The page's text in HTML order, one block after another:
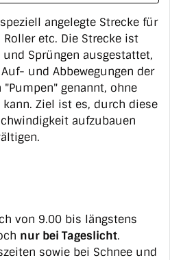
angelegte Strecke für
Roller etc. Die Strecke ist
Sprüngen ausgestattet,
und Abbewegungen der
"Pumpen" genannt, ohne
kann. Ziel ist es, durch diese
aufzubauen
von 9.00 bis längstens
nur bei Tageslicht.
sowie bei Schnee und